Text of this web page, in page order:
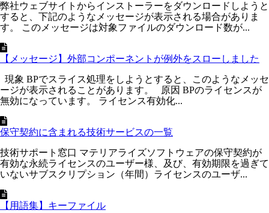
弊社ウェブサイトからインストーラーをダウンロードしようと
すると、下記のようなメッセージが表示される場合がありま
す。 このメッセージは対象ファイルのダウンロード数が...
【メッセージ】外部コンポーネントが例外をスローしました
現象 BPでスライス処理をしようとすると、このようなメッセ
ージが表示されることがあります。 原因 BPのライセンスが
無効になっています。 ライセンス有効化...
保守契約に含まれる技術サービスの一覧
技術サポート窓口 マテリアライズソフトウェアの保守契約が
有効な永続ライセンスのユーザー様、及び、有効期限を過ぎて
いないサブスクリプション（年間）ライセンスのユーザ...
【用語集】キーファイル